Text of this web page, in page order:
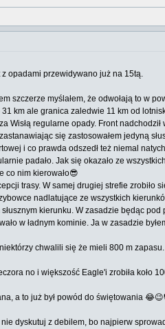
opadami przewidywano już na 15tą.
szczerze myślałem, że odwołają to w
km ale granica zaledwie 11 km od
Wisłą regularne opady. Front
się zastosowałem jedyną
i co prawda odszedł też niemal
padało. Jak się okazało ze
co nim kierowało😎
trasy. W samej drugiej strefie
nadlatujące ze wszystkich
kierunku. W zasadzie będąc
w ładnym kominie. Ja w zasadzie
chwalili się że mieli 800 m
no i większość Eagle'i zrobiła koło
a to już był powód do świętowania
dyskutuj z debilem, bo najpierw